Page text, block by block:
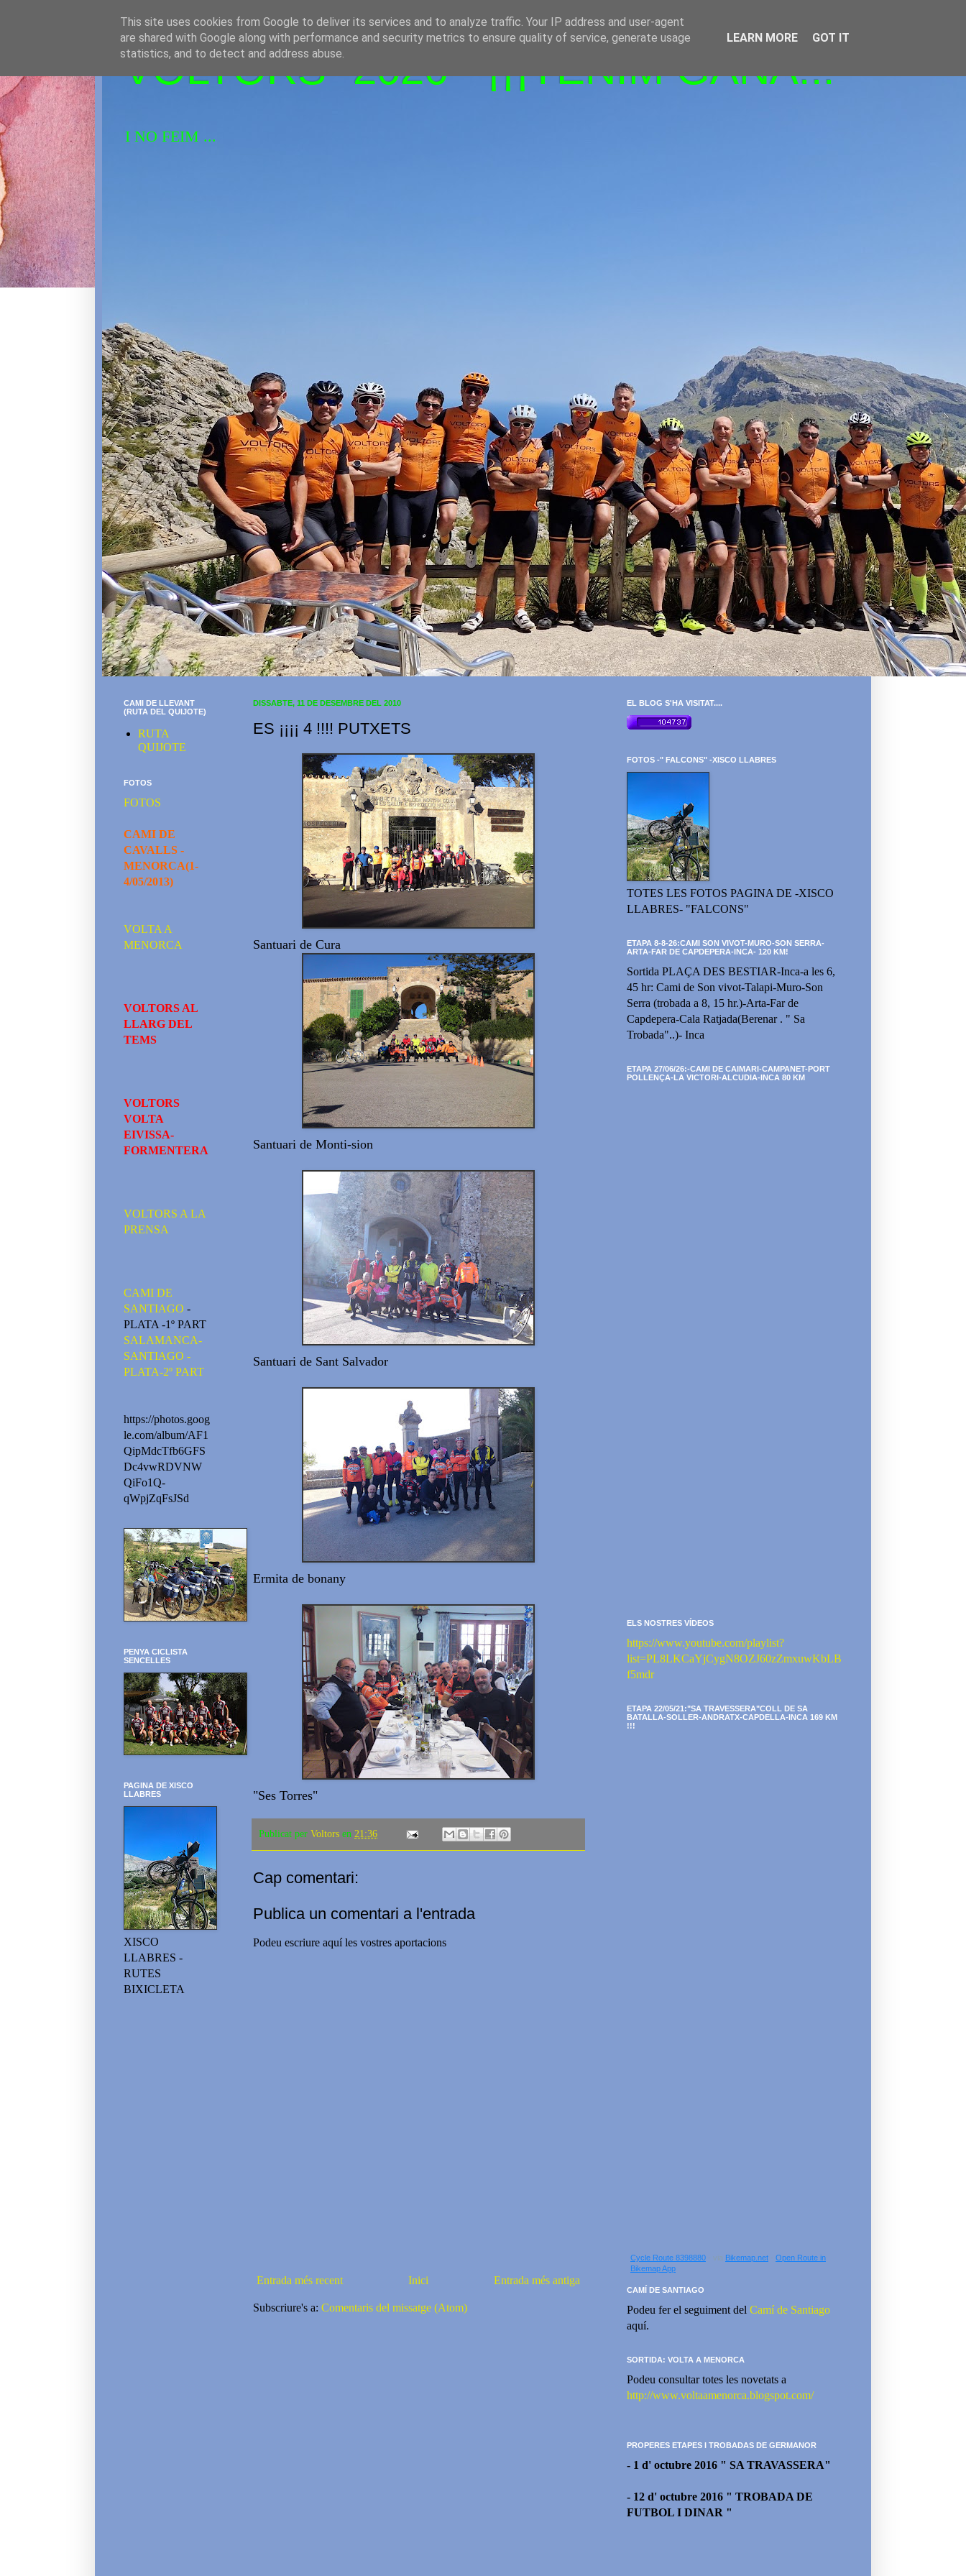
VOLTORS -2026 - ¡¡¡TENIM GANA!!!
I NO FEIM ...
DISSABTE, 11 DE DESEMBRE DEL 2010
ES ¡¡¡¡ 4 !!!! PUTXETS
Santuari de Cura
Santuari de Monti-sion
Santuari de Sant Salvador
Ermita de bonany
"Ses Torres"
Publicat per Voltors en 21:36
Cap comentari:
Publica un comentari a l'entrada
Podeu escriure aquí les vostres aportacions
Entrada més recent Entrada més antiga
Inici
Subscriure's a: Comentaris del missatge (Atom)
CAMI DE LLEVANT
(RUTA DEL QUIJOTE)
RUTA
QUIJOTE
FOTOS
FOTOS
CAMI DE
CAVALLS -
MENORCA(1-
4/05/2013)
VOLTA A
MENORCA
VOLTORS AL
LLARG DEL
TEMS
VOLTORS
VOLTA
EIVISSA-
FORMENTERA
VOLTORS A LA
PRENSA
CAMI DE
SANTIAGO -
PLATA -1º PART
SALAMANCA-
SANTIAGO -
PLATA-2º PART
https://photos.goog
le.com/album/AF1
QipMdcTfb6GFS
Dc4vwRDVNW
QiFo1Q-
qWpjZqFsJSd
PENYA CICLISTA
SENCELLES
PAGINA DE XISCO
LLABRES
XISCO
LLABRES -
RUTES
BIXICLETA
EL BLOG S'HA VISITAT....
FOTOS -" FALCONS" -XISCO LLABRES
TOTES LES FOTOS PAGINA DE -XISCO
LLABRES- "FALCONS"
ETAPA 8-8-26:CAMI SON VIVOT-MURO-SON SERRA-
ARTA-FAR DE CAPDEPERA-INCA- 120 KM!
Sortida PLAÇA DES BESTIAR-Inca-a les 6,
45 hr: Cami de Son vivot-Talapi-Muro-Son
Serra (trobada a 8, 15 hr.)-Arta-Far de
Capdepera-Cala Ratjada(Berenar . " Sa
Trobada"..)- Inca
ETAPA 27/06/26:-CAMI DE CAIMARI-CAMPANET-PORT
POLLENÇA-LA VICTORI-ALCUDIA-INCA 80 KM
ELS NOSTRES VÍDEOS
https://www.youtube.com/playlist?
list=PL8LKCaYjCygN8OZJ60zZmxuwKbLB
f5mdr
ETAPA 22/05/21:"SA TRAVESSERA"COLL DE SA
BATALLA-SOLLER-ANDRATX-CAPDELLA-INCA 169 KM
!!!
Cycle Route 8398880 - via Bikemap.net - Open Route in
Bikemap App
CAMÍ DE SANTIAGO
Podeu fer el seguiment del Camí de Santiago
aquí.
SORTIDA: VOLTA A MENORCA
Podeu consultar totes les novetats a
http://www.voltaamenorca.blogspot.com/
PROPERES ETAPES I TROBADAS DE GERMANOR
- 1 d' octubre 2016 " SA TRAVASSERA"
- 12 d' octubre 2016 " TROBADA DE
FUTBOL I DINAR "
This site uses cookies from Google to deliver its services and to analyze traffic. Your IP address and user-agent
are shared with Google along with performance and security metrics to ensure quality of service, generate usage
statistics, and to detect and address abuse.
LEARN MORE GOT IT